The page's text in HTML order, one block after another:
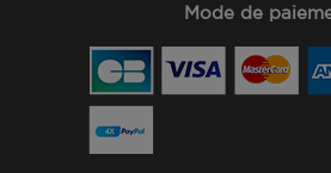
Mode de